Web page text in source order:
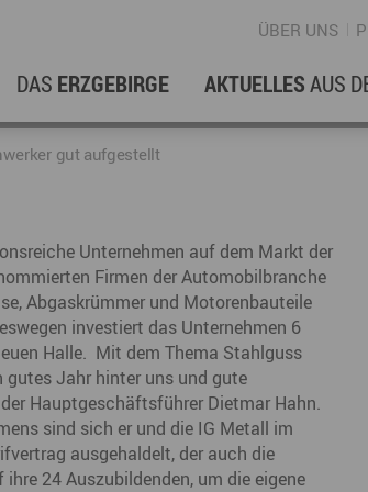
ÜBER UNS
DAS ERZGEBIRGE
im Erzgebirge
Erzgebirge
AKTUELLESAUS
gut aufgestellt
Unternehmen auf dem Markt der
Firmen der Automobilbranche
Abgaskrümmer und Motorenbauteile
investiert das Unternehmen 6
Halle. Mit dem Thema Stahlguss
gutes Jahr hinter uns und gute
Hauptgeschäftsführer Dietmar Hahn.
sind sich er und die IG Metall im
ausgehaldelt, der auch die
24 Auszubildenden, um die eigene